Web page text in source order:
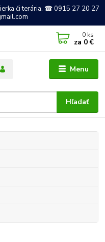
či terária. ☎ 0915 27 20 27
Menu
Hľadať
0 ks
za 0 €